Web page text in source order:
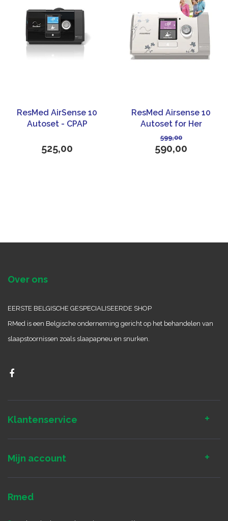
ResMed AirSense 10
Autoset - CPAP
525,00
ResMed Airsense 10
Autoset for Her
599,00
590,00
Over ons
EERSTE BELGISCHE GESPECIALISEERDE SHOP
RMed is een Belgische onderneming gericht op het behandelen van
slaapstoornissen zoals slaapapneu en snurken.
Klantenservice
Mijn account
Rmed